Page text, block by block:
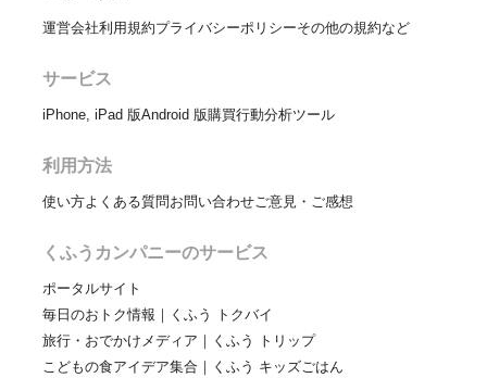
運営会社利用規約プライバシーポリシーその他の規約など
サービス
iPhone, iPad 版Android 版購買行動分析ツール
利用方法
使い方よくある質問お問い合わせご意見・ご感想
くふうカンパニーのサービス
ポータルサイト
毎日のおトク情報｜くふう トクバイ
旅行・おでかけメディア｜くふう トリップ
こどもの食アイデア集合｜くふう キッズごはん